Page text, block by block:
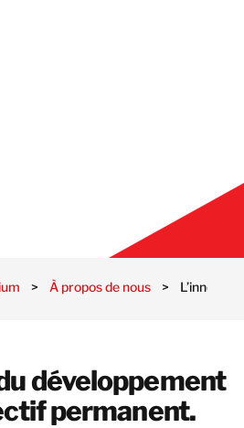
> À propos de nous >
développement
permanent.